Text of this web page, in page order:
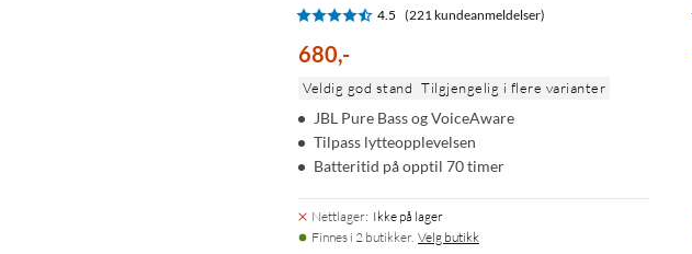
4.5 (221 kundeanmeldelser)
680,-
Veldig god stand Tilgjengelig i flere varianter
JBL Pure Bass og VoiceAware
Tilpass lytteopplevelsen
Batteritid på opptil 70 timer
Nettlager: Ikke på lager
Finnes i 2 butikker. Velg butikk